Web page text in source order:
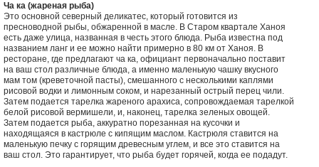
Ча ка (жареная рыба)
Это основной северный деликатес, который готовится из
пресноводной рыбы, обжаренной в масле. В Старом квартале Ханоя
есть даже улица, названная в честь этого блюда. Рыба известна под
названием ланг и ее можно найти примерно в 80 км от Ханоя. В
ресторане, где предлагают ча ка, официант первоначально поставит
на ваш стол различные блюда, а именно маленькую чашку вкусного
мам том (креветочной пасты), смешанного с несколькими каплями
рисовой водки и лимонным соком, и нарезанный острый перец чили.
Затем подается тарелка жареного арахиса, сопровождаемая тарелкой
белой рисовой вермишели, и, наконец, тарелка зеленых овощей.
Затем подается рыба, аккуратно порезанная на кусочки и
находящаяся в кастрюле с кипящим маслом. Кастрюля ставится на
маленькую печку с горящим древесным углем, и все это ставится на
ваш стол. Это гарантирует, что рыба будет горячей, когда ее подадут.